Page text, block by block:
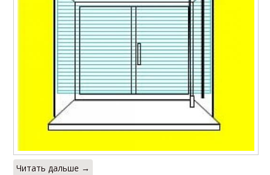
Читать дальше →